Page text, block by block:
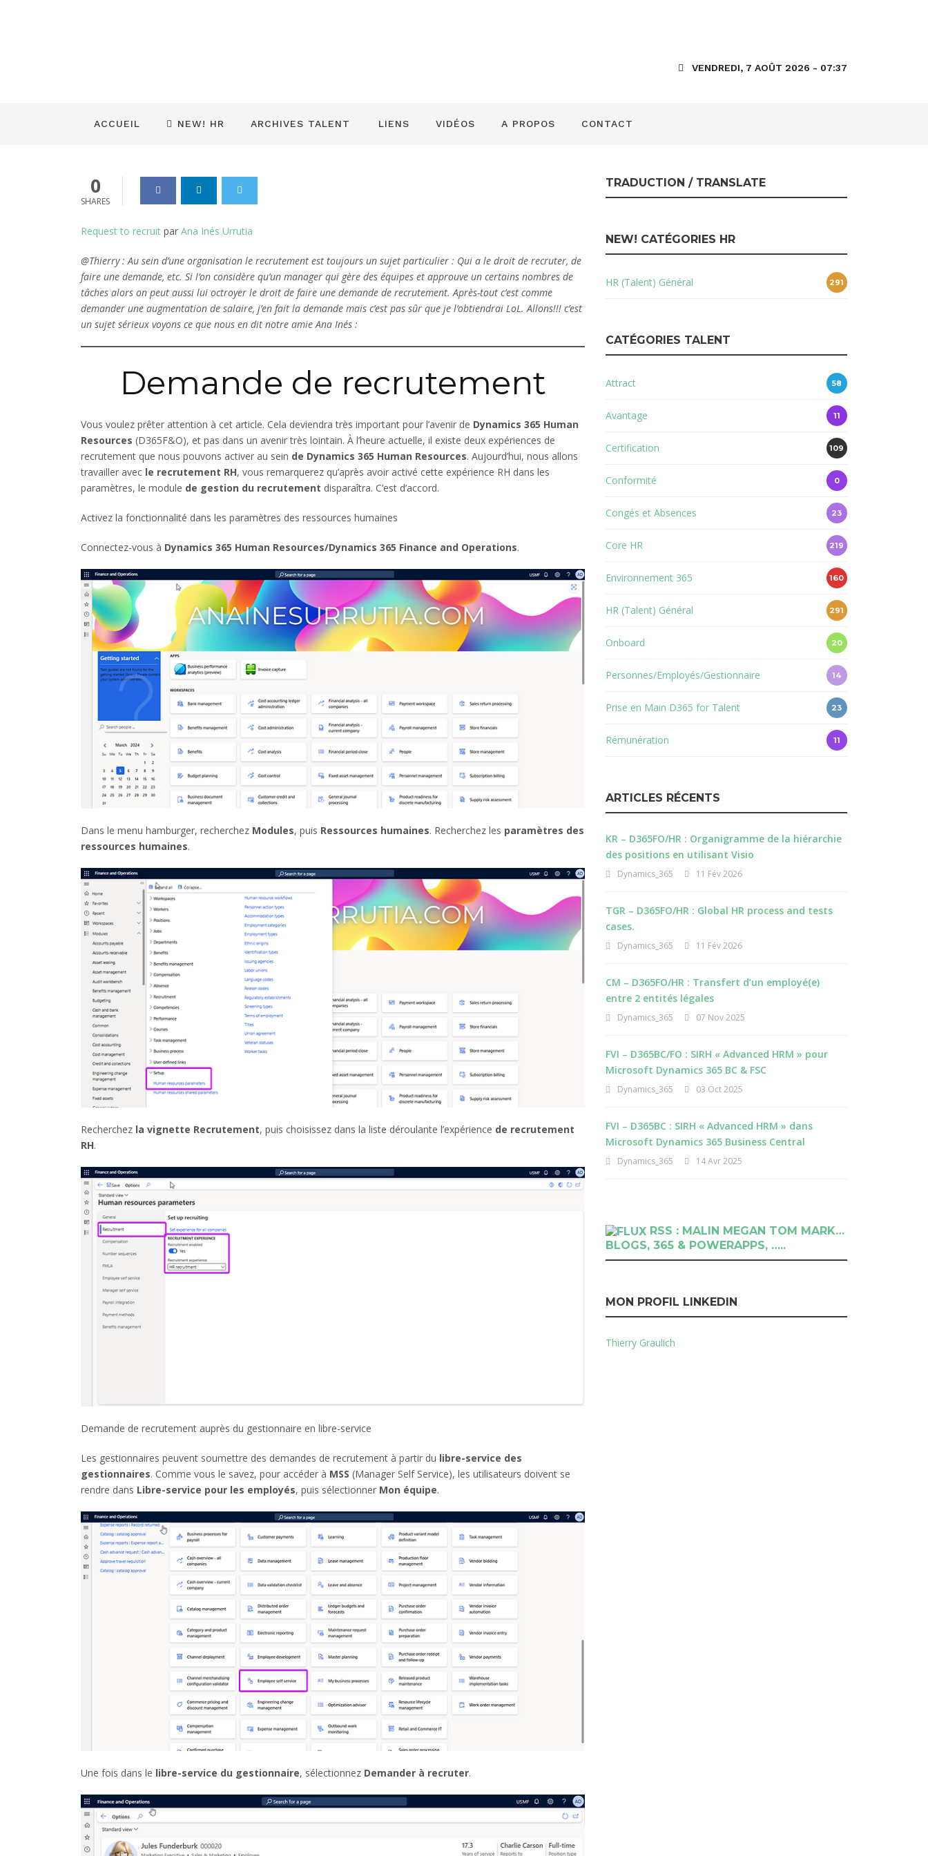
VENDREDI, 7 AOÛT 2026 - 07:37
ACCUEIL NEW! HR ARCHIVES TALENT LIENS VIDÉOS A PROPOS CONTACT
0
SHARES
Request to recruit par Ana Inés Urrutia
@Thierry : Au sein d’une organisation le recrutement est toujours un sujet particulier : Qui a le droit de recruter, de
faire une demande, etc. Si l’on considère qu’un manager qui gère des équipes et approuve un certains nombres de
tâches alors on peut aussi lui octroyer le droit de faire une demande de recrutement. Après-tout c’est comme
demander une augmentation de salaire, j’en fait la demande mais c’est pas sûr que je l’obtiendrai LoL. Allons!!! c’est
un sujet sérieux voyons ce que nous en dit notre amie Ana Inés :
Demande de recrutement
Vous voulez prêter attention à cet article. Cela deviendra très important pour l’avenir de Dynamics 365 Human
Resources (D365F&O), et pas dans un avenir très lointain. À l’heure actuelle, il existe deux expériences de
recrutement que nous pouvons activer au sein de Dynamics 365 Human Resources. Aujourd’hui, nous allons
travailler avec le recrutement RH, vous remarquerez qu’après avoir activé cette expérience RH dans les
paramètres, le module de gestion du recrutement disparaîtra. C’est d’accord.
Activez la fonctionnalité dans les paramètres des ressources humaines
Connectez-vous à Dynamics 365 Human Resources/Dynamics 365 Finance and Operations.
Dans le menu hamburger, recherchez Modules, puis Ressources humaines. Recherchez les paramètres des
ressources humaines.
Recherchez la vignette Recrutement, puis choisissez dans la liste déroulante l’expérience de recrutement
RH.
Demande de recrutement auprès du gestionnaire en libre-service
Les gestionnaires peuvent soumettre des demandes de recrutement à partir du libre-service des
gestionnaires. Comme vous le savez, pour accéder à MSS (Manager Self Service), les utilisateurs doivent se
rendre dans Libre-service pour les employés, puis sélectionner Mon équipe.
Une fois dans le libre-service du gestionnaire, sélectionnez Demander à recruter.
TRADUCTION / TRANSLATE
NEW! CATÉGORIES HR
HR (Talent) Général 291
CATÉGORIES TALENT
Attract 58
Avantage 11
Certification 109
Conformité 0
Congés et Absences 23
Core HR 219
Environnement 365 160
HR (Talent) Général 291
Onboard 20
Personnes/Employés/Gestionnaire 14
Prise en Main D365 for Talent 23
Rémunération 11
ARTICLES RÉCENTS
KR – D365FO/HR : Organigramme de la hiérarchie
des positions en utilisant Visio
Dynamics_365 11 Fév 2026
TGR – D365FO/HR : Global HR process and tests
cases.
Dynamics_365 11 Fév 2026
CM – D365FO/HR : Transfert d’un employé(e)
entre 2 entités légales
Dynamics_365 07 Nov 2025
FVI – D365BC/FO : SIRH « Advanced HRM » pour
Microsoft Dynamics 365 BC & FSC
Dynamics_365 03 Oct 2025
FVI – D365BC : SIRH « Advanced HRM » dans
Microsoft Dynamics 365 Business Central
Dynamics_365 14 Avr 2025
RSS : MALIN MEGAN TOM MARK…
BLOGS, 365 & POWERAPPS, …..
MON PROFIL LINKEDIN
Thierry Graulich